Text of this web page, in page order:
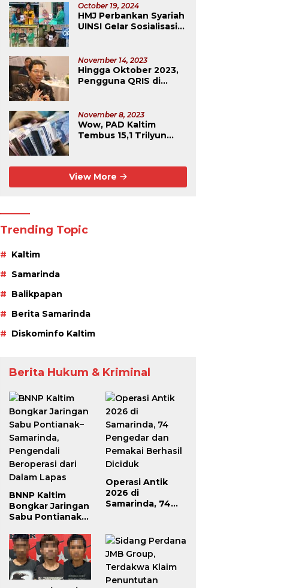
October 19, 2024
HMJ Perbankan Syariah
UINSI Gelar Sosialisasi
November 14, 2023
Hingga Oktober 2023,
Pengguna QRIS di
Kalimantan
November 8, 2023
Wow, PAD Kaltim
Tembus 15,1 Trilyun
View More
Trending Topic
Kaltim
Samarinda
Balikpapan
Berita Samarinda
Diskominfo Kaltim
Berita Hukum & Kriminal
BNNP Kaltim
Bongkar Jaringan
Sabu Pontianak–
Pengendali
Beroperasi dari
Dalam Lapas
Operasi Antik
2026 di
Samarinda, 74
Diciduk